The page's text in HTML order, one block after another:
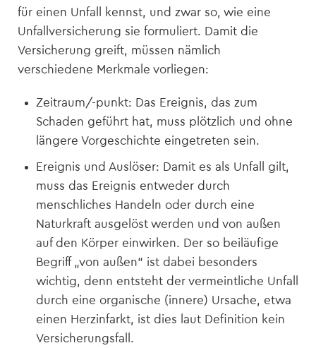
für einen Unfall kennst, und zwar so, wie eine
Unfall­versicherung sie formuliert. Damit die
Versicherung greift, müssen nämlich
verschiedene Merkmale vorliegen:
Zeitraum/-punkt: Das Ereignis, das zum
Schaden geführt hat, muss plötzlich und ohne
längere Vorgeschichte eingetreten sein.
Ereignis und Auslöser: Damit es als Unfall gilt,
muss das Ereignis entweder durch
menschliches Handeln oder durch eine
Naturkraft ausgelöst werden und von außen
auf den Körper einwirken. Der so beiläufige
Begriff „von außen“ ist dabei besonders
wichtig, denn entsteht der vermeintliche Unfall
durch eine organische (innere) Ursache, etwa
einen Herzinfarkt, ist dies laut Definition kein
Versicherungsfall.